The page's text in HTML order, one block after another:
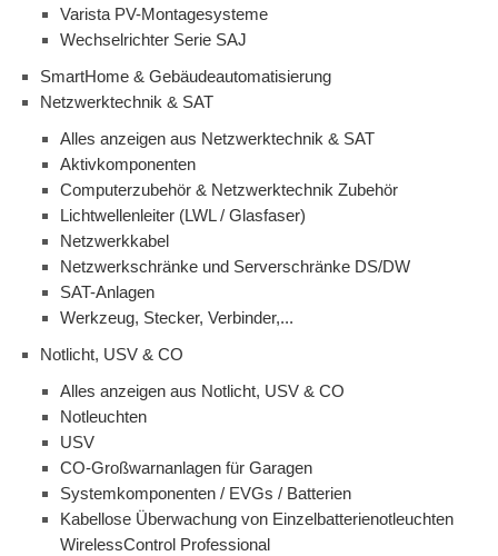
Varista PV-Montagesysteme
Wechselrichter Serie SAJ
SmartHome & Gebäudeautomatisierung
Netzwerktechnik & SAT
Alles anzeigen aus Netzwerktechnik & SAT
Aktivkomponenten
Computerzubehör & Netzwerktechnik Zubehör
Lichtwellenleiter (LWL / Glasfaser)
Netzwerkkabel
Netzwerkschränke und Serverschränke DS/DW
SAT-Anlagen
Werkzeug, Stecker, Verbinder,...
Notlicht, USV & CO
Alles anzeigen aus Notlicht, USV & CO
Notleuchten
USV
CO-Großwarnanlagen für Garagen
Systemkomponenten / EVGs / Batterien
Kabellose Überwachung von Einzelbatterienotleuchten
WirelessControl Professional